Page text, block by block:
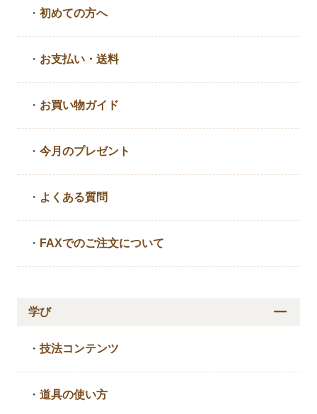
・初めての方へ
・ お支払い・送料
・ お買い物ガイド
・今月のプレゼント
・ よくある質問
・ FAXでのご注文について
学び
・技法コンテンツ
・道具の使い方